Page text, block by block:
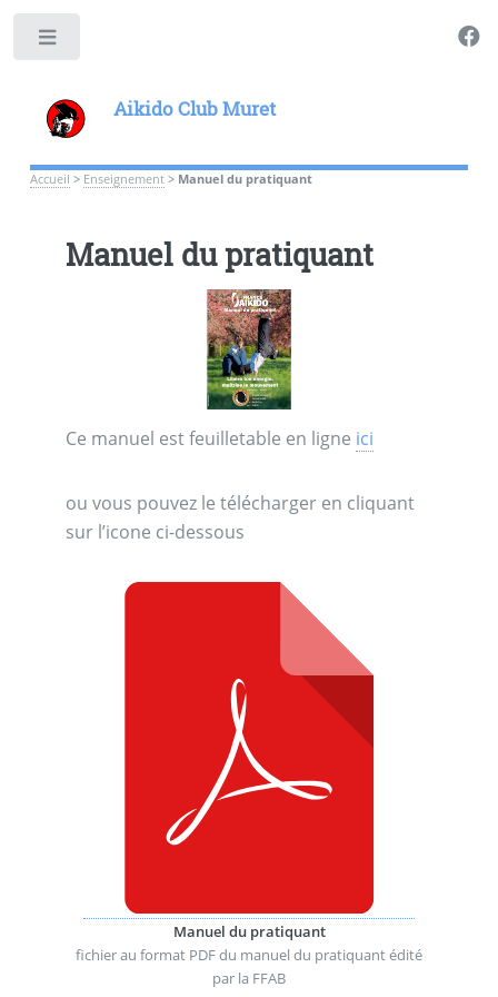
Aikido Club Muret
Accueil > Enseignement> Manuel du pratiquant
Manuel du pratiquant
Ce manuel est feuilletable en ligne ici
ou vous pouvez le télécharger en cliquant
sur l’icone ci-dessous
Manuel du pratiquant
fichier au format PDF du manuel du pratiquant édité
par la FFAB